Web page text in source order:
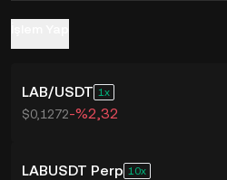
LAB/USDT 1
$0,1272-%2,32
LABUSDT Perp 10